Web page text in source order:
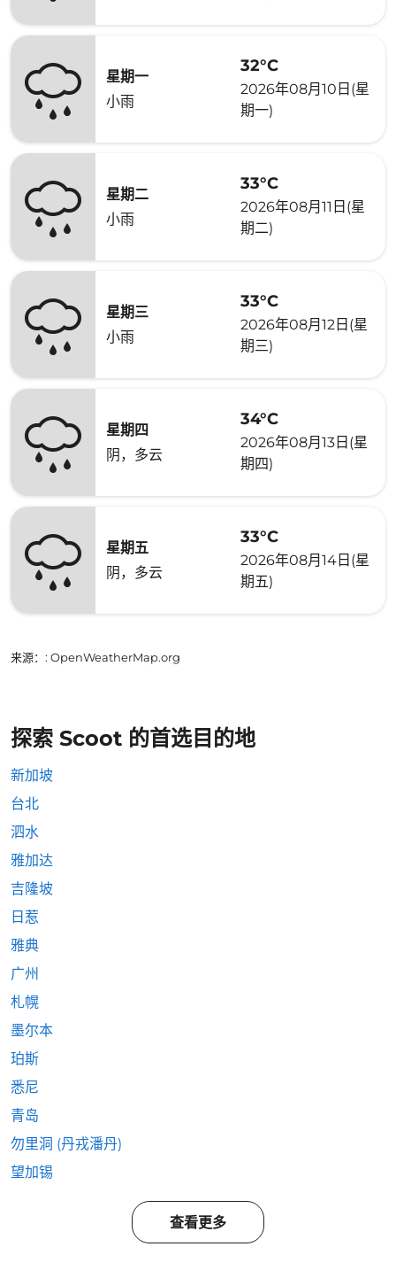
星期一
小雨
32°C
2026年08月10日(星
期一)
星期二
小雨
33°C
2026年08月11日(星
期二)
星期三
小雨
33°C
2026年08月12日(星
期三)
星期四
阴，多云
34°C
2026年08月13日(星
期四)
星期五
阴，多云
33°C
2026年08月14日(星
期五)
来源： : OpenWeatherMap.org
探索 Scoot 的首选目的地
新加坡
台北
泗水
雅加达
吉隆坡
日惹
雅典
广州
札幌
墨尔本
珀斯
悉尼
青岛
勿里洞 (丹戎潘丹)
望加锡
查看更多